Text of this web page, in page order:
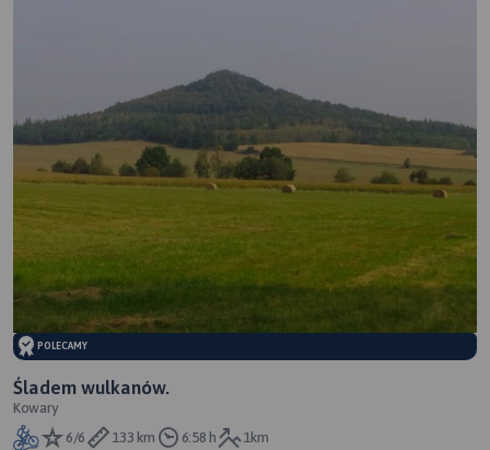
POLECAMY
Śladem wulkanów.
Kowary
6/6
133 km 6:58 h 1km